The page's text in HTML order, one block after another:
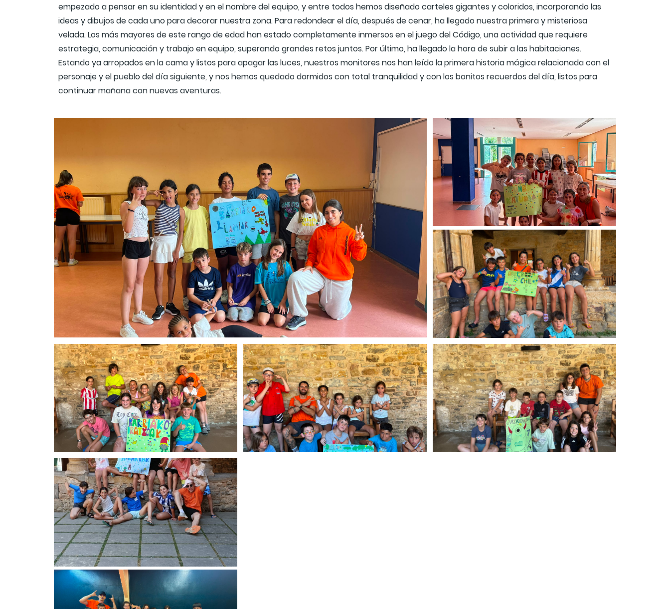
empezado a pensar en su identidad y en el nombre del equipo, y entre todos hemos diseñado carteles gigantes y coloridos, incorporando las
ideas y dibujos de cada uno para decorar nuestra zona. Para redondear el día, después de cenar, ha llegado nuestra primera y misteriosa
velada. Los más mayores de este rango de edad han estado completamente inmersos en el juego del Código, una actividad que requiere
estrategia, comunicación y trabajo en equipo, superando grandes retos juntos. Por último, ha llegado la hora de subir a las habitaciones.
Estando ya arropados en la cama y listos para apagar las luces, nuestros monitores nos han leído la primera historia mágica relacionada con el
personaje y el pueblo del día siguiente, y nos hemos quedado dormidos con total tranquilidad y con los bonitos recuerdos del día, listos para
continuar mañana con nuevas aventuras.